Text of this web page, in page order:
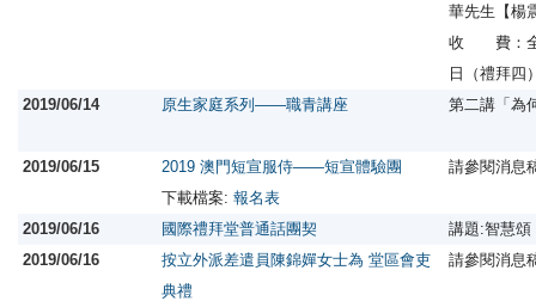
華先生【楊
收 費：全
日（禮拜
2019/06/14
原生家庭系列——職青講座 第二講「為
2019/06/15
2019 澳門短宣服侍——短宣體驗團
下載檔案: 報名表
請參閱消息
2019/06/16 國際禮拜堂普通話團契
講題:智慧頌
2019/06/16
按立外派差遣員陳錦嬋女士為 堂區會吏
典禮
請參閱消息